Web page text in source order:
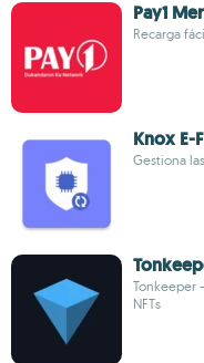
Pay1
Recarga
Knox E-
Gestiona
Tonkeeper
NFTs